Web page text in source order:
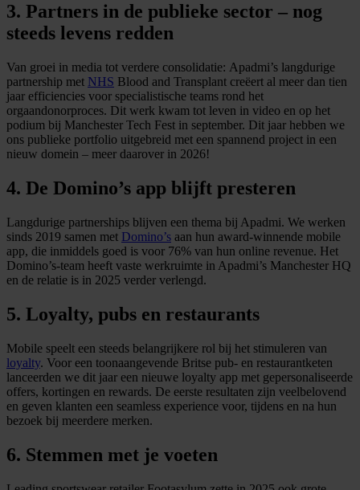
3. Partners in de publieke sector – nog
steeds levens redden
Van groei in media tot verdere consolidatie: Apadmi’s langdurige
partnership met NHS Blood and Transplant creëert al meer dan tien
jaar efficiencies voor specialistische teams rond het
orgaandonorproces. Dit werk kwam tot leven in video en op het
podium bij Manchester Tech Fest in september. Dit jaar hebben we
ons publieke portfolio uitgebreid met een spannend project in een
nieuw domein – meer daarover in 2026!
4. De Domino’s app blijft presteren
Langdurige partnerships blijven een thema bij Apadmi. We werken
sinds 2019 samen met Domino’s aan hun award‑winnende mobile
app, die inmiddels goed is voor 76% van hun online revenue. Het
Domino’s‑team heeft vaste werkruimte in Apadmi’s Manchester HQ
en de relatie is in 2025 verder verlengd.
5. Loyalty, pubs en restaurants
Mobile speelt een steeds belangrijkere rol bij het stimuleren van
loyalty. Voor een toonaangevende Britse pub‑ en restaurantketen
lanceerden we dit jaar een nieuwe loyalty app met gepersonaliseerde
offers, kortingen en rewards. De eerste resultaten zijn veelbelovend
en geven klanten een seamless experience voor, tijdens en na hun
bezoek bij meerdere merken.
6. Stemmen met je voeten